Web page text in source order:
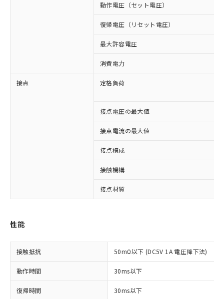
動作電圧（セット電圧）
復帰電圧（リセット電圧）
最大許容電圧
消費電力
接点 定格負荷
接点電圧の最大値
接点電流の最大値
接点構成
接触機構
接点材質
性能
接触抵抗 50mΩ以下 (DC5V 1A 電圧降下法)
動作時間 30ms以下
復帰時間 30ms以下
ご利用条件
以下の条件をお読みいただき、同意のうえ
対応予定：EU RoHS指令（10物質）の非含
有に対応した製品に切り替える予定のある
対応予定なし：EU RoHS指令（10物質）の